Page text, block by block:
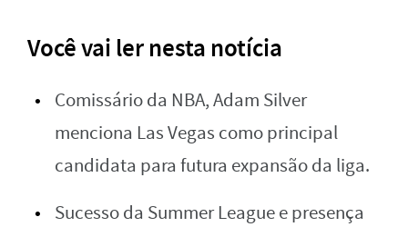
Você vai ler nesta notícia
Comissário da NBA, Adam Silver
menciona Las Vegas como principal
candidata para futura expansão da liga.
Sucesso da Summer League e presença